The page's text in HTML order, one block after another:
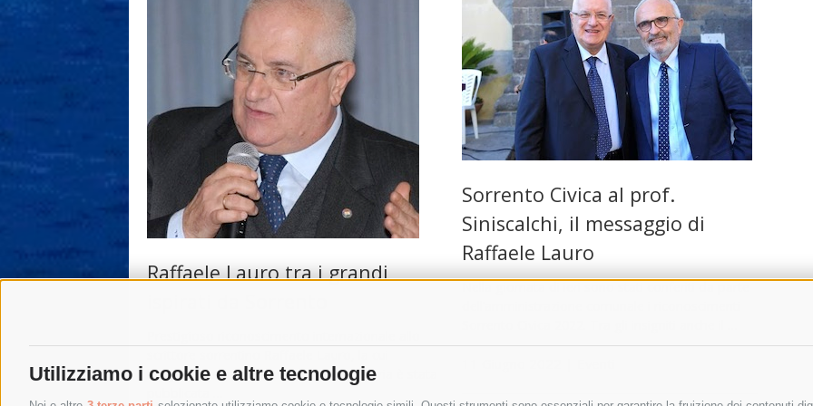
Utilizziamo i cookie e altre tecnologie
Raffaele Lauro tra i grandi
biografia, politico-istituzionale e letteraria è stata
Sorrento Civica al prof.
Siniscalchi, il messaggio di
Raffaele Lauro
Nella giornata di ieri sono stati conferiti da parte